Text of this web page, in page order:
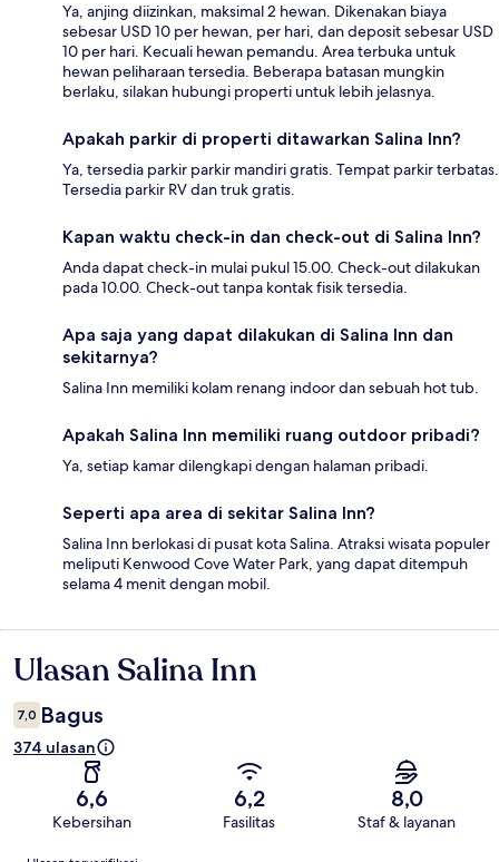
Ya, anjing diizinkan, maksimal 2 hewan. Dikenakan biaya
sebesar USD 10 per hewan, per hari, dan deposit sebesar USD
10 per hari. Kecuali hewan pemandu. Area terbuka untuk
hewan peliharaan tersedia. Beberapa batasan mungkin
berlaku, silakan hubungi properti untuk lebih jelasnya.
Apakah parkir di properti ditawarkan Salina Inn?
Ya, tersedia parkir parkir mandiri gratis. Tempat parkir terbatas.
Tersedia parkir RV dan truk gratis.
Kapan waktu check-in dan check-out di Salina Inn?
Anda dapat check-in mulai pukul 15.00. Check-out dilakukan
pada 10.00. Check-out tanpa kontak fisik tersedia.
Apa saja yang dapat dilakukan di Salina Inn dan
sekitarnya?
Salina Inn memiliki kolam renang indoor dan sebuah hot tub.
Apakah Salina Inn memiliki ruang outdoor pribadi?
Ya, setiap kamar dilengkapi dengan halaman pribadi.
Seperti apa area di sekitar Salina Inn?
Salina Inn berlokasi di pusat kota Salina. Atraksi wisata populer
meliputi Kenwood Cove Water Park, yang dapat ditempuh
selama 4 menit dengan mobil.
Ulasan
Ulasan Salina Inn
7,0 Bagus
374 ulasan
6,6
Kebersihan
6,2
Fasilitas
8,0
Staf & layanan